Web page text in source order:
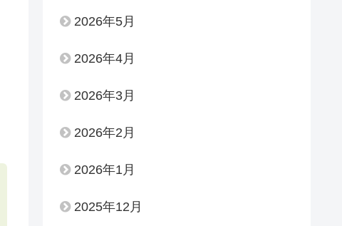
2026年5月
2026年4月
2026年3月
2026年2月
2026年1月
2025年12月